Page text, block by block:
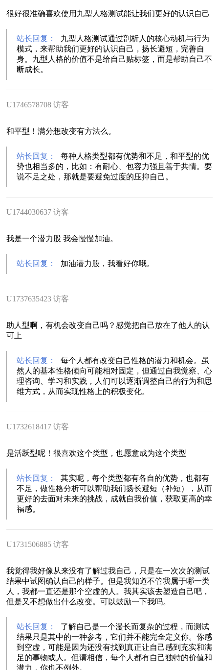
很好很准确喜欢使用九型人格测试能让我们更好的认识自己
站长回复：
九型人格测试通过剖析人的核心动机与行为
模式，来帮助我们更好的认识自己，扬长避短，完善自
身。九型人格的价值不是给自己贴标签，而是帮助自己不
断成长。
U1746578708 访客
和平型！满分想改变有方法么。
站长回复：
每种人格类型都有优势和不足，和平型的优
势也相当多的，比如：有耐心、包容力强且善于共情。要
说不足之处，那就是要避免过度的压抑自己。
U1744030637 访客
我是一个潜力股 我会慢慢加油。
站长回复： 加油潜力股，我看好你哦。
U1737635423 访客
助人型啊，有机会改变自己吗？感觉把自己放在了他人的认
可上
站长回复：
每个人都有改变自己性格的潜力和机会。虽
然人的基本性格倾向可能相对固定，但通过自我觉察、心
理咨询、学习和实践，人们可以逐渐调整自己的行为和思
维方式，从而实现性格上的积极变化。
U1732618417 访客
是活跃型呢！很喜欢这个类型，也愿意成为这个类型
站长回复：
其实呢，每个类型都有各自的优势，也都有
不足，做性格分析可以帮助我们扬长避短（补短），从而
更好的去面对未来的挑战，成就自我价值，获取更高的幸
福感。
U1731506885 访客
我觉得我好像从来没有了解过我自己，只是在一次次的测试
结果中试图确认自己的样子。但是我知道不管我属于哪一类
人，我都一直还是那个空虚的人。我其实该去塑造自己吧，
但是又不想做出什么改变。可以鼓励一下我吗。
站长回复：
了解自己是一个漫长而复杂的过程，而测试
结果只是其中的一种参考，它们并不能完全定义你。你感
到空虚，可能是因为还没有找到真正让自己感到充实和满
足的事物或人。但请相信，每个人都有自己独特的价值和
潜力，你也不例外。